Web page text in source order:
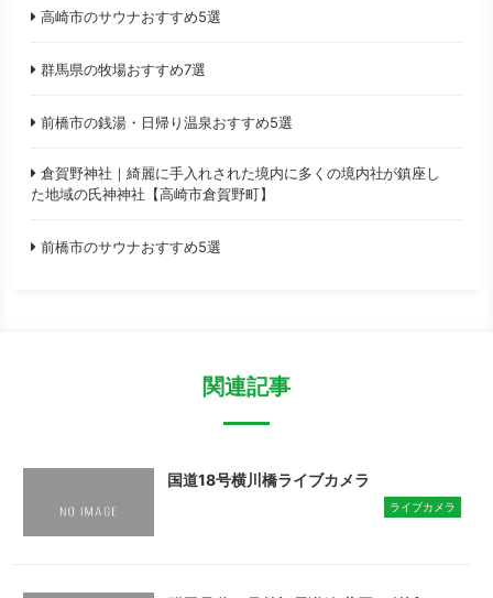
高崎市のサウナおすすめ5選
群馬県の牧場おすすめ7選
前橋市の銭湯・日帰り温泉おすすめ5選
倉賀野神社｜綺麗に手入れされた境内に多くの境内社が鎮座し
た地域の氏神神社【高崎市倉賀野町】
前橋市のサウナおすすめ5選
関連記事
国道18号横川橋ライブカメラ
ライブカメラ